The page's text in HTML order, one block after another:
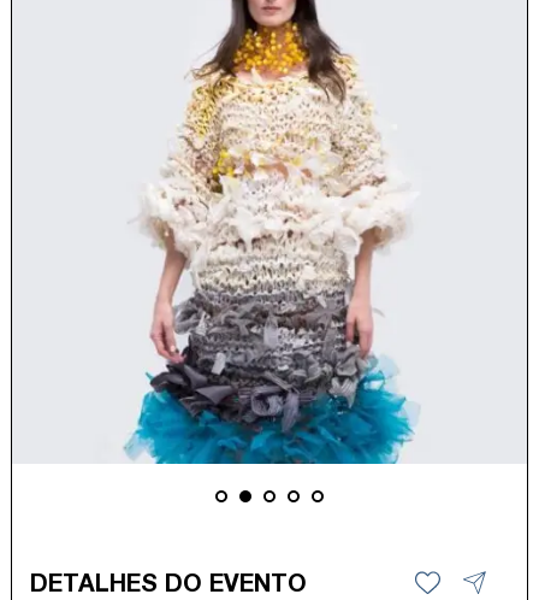
DETALHES DO EVENTO